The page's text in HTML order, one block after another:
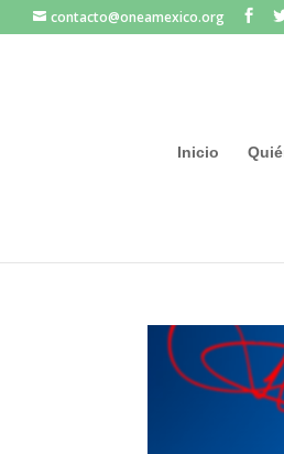
contacto@oneamexico.org
Inicio